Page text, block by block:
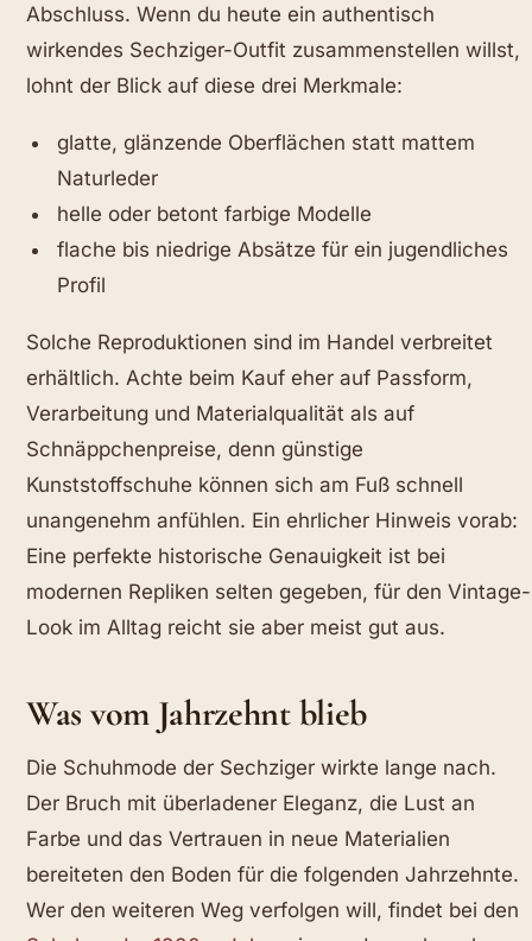
Abschluss. Wenn du heute ein authentisch
wirkendes Sechziger-Outfit zusammenstellen willst,
lohnt der Blick auf diese drei Merkmale:
glatte, glänzende Oberflächen statt mattem
Naturleder
helle oder betont farbige Modelle
flache bis niedrige Absätze für ein jugendliches
Profil
Solche Reproduktionen sind im Handel verbreitet
erhältlich. Achte beim Kauf eher auf Passform,
Verarbeitung und Materialqualität als auf
Schnäppchenpreise, denn günstige
Kunststoffschuhe können sich am Fuß schnell
unangenehm anfühlen. Ein ehrlicher Hinweis vorab:
Eine perfekte historische Genauigkeit ist bei
modernen Repliken selten gegeben, für den Vintage-
Look im Alltag reicht sie aber meist gut aus.
Was vom Jahrzehnt blieb
Die Schuhmode der Sechziger wirkte lange nach.
Der Bruch mit überladener Eleganz, die Lust an
Farbe und das Vertrauen in neue Materialien
bereiteten den Boden für die folgenden Jahrzehnte.
Wer den weiteren Weg verfolgen will, findet bei den